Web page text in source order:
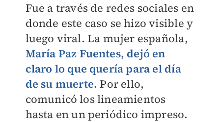
Fue a través de redes sociales en
donde este caso se hizo visible y
luego viral. La mujer española,
María Paz Fuentes, dejó en
claro lo que quería para el día
de su muerte. Por ello,
comunicó los lineamientos
hasta en un periódico impreso.